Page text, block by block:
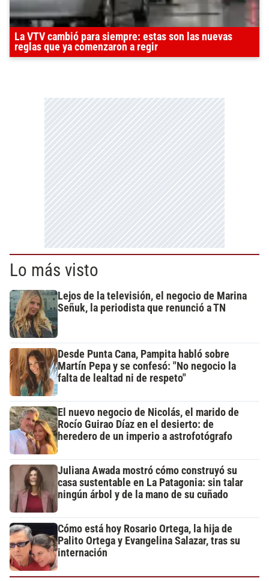
La VTV cambió para siempre: estas son las nuevas
reglas que ya comenzaron a regir
Lo más visto
Lejos de la televisión, el negocio de Marina
Señuk, la periodista que renunció a TN
Desde Punta Cana, Pampita habló sobre
Martín Pepa y se confesó: "No negocio la
falta de lealtad ni de respeto"
El nuevo negocio de Nicolás, el marido de
Rocío Guirao Díaz en el desierto: de
heredero de un imperio a astrofotógrafo
Juliana Awada mostró cómo construyó su
casa sustentable en La Patagonia: sin talar
ningún árbol y de la mano de su cuñado
Cómo está hoy Rosario Ortega, la hija de
Palito Ortega y Evangelina Salazar, tras su
internación